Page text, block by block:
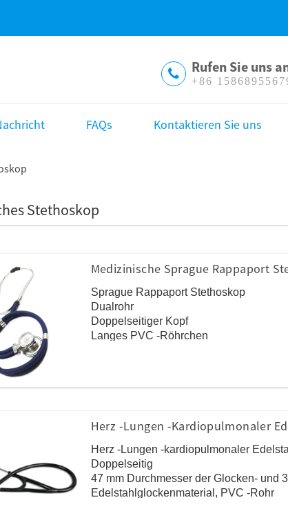
Rufen Sie uns
+86
FAQs Kontaktieren Sie uns
Stethoskop
Medizinische Sprague Rappaport
Sprague Rappaport Stethoskop
Dualrohr
Doppelseitiger Kopf
Langes PVC -Röhrchen
Herz -Lungen -kardiopulmonaler
Herz -Lungen -kardiopulmonaler
Doppelseitig
47 mm Durchmesser der Glocken- und
Edelstahlglockenmaterial, PVC -Rohr